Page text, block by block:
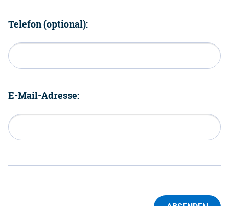
Telefon (optional):
E-Mail-Adresse: